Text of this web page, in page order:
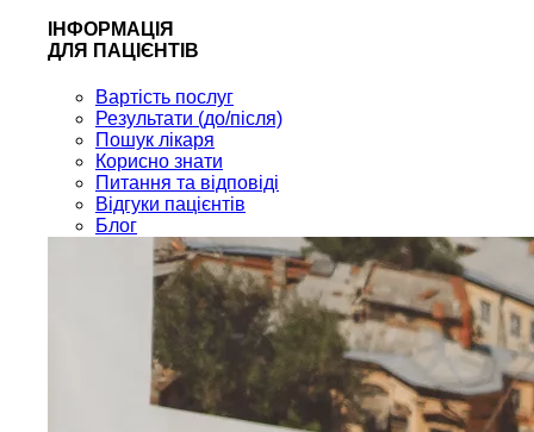
ІНФОРМАЦІЯ
ДЛЯ ПАЦІЄНТІВ
Вартість послуг
Результати (до/після)
Пошук лікаря
Корисно знати
Питання та відповіді
Відгуки пацієнтів
Блог